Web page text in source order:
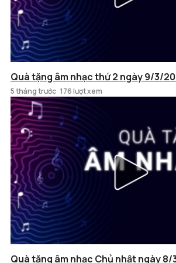
Quà tặng âm nhạc thứ 2 ngày 9/3/
5 tháng trước 176 lượt xem
Quà tặng âm nhạc Chủ nhật ngày